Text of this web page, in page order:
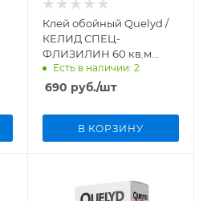
Клей обойный Quelyd /
КЕЛИД СПЕЦ-
ФЛИЗИЛИН 60 кв.м
(0.375 кг) арт. 228436
Есть в наличии: 2
690 руб./шт
В КОРЗИНУ